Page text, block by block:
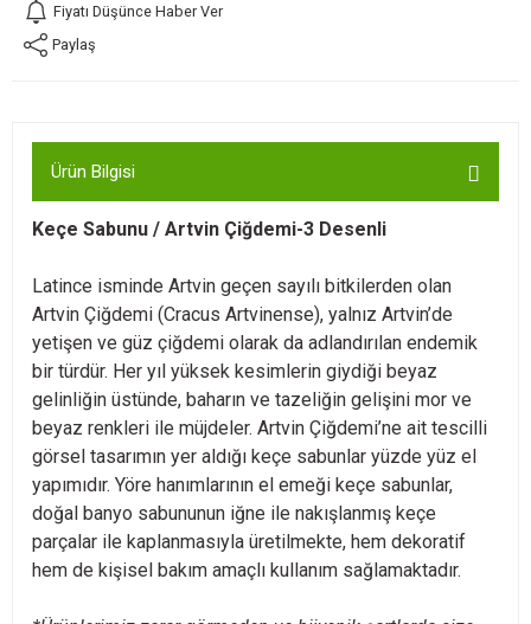
Fiyatı Düşünce Haber Ver
Paylaş
Ürün Bilgisi
Keçe Sabunu / Artvin Çiğdemi-3 Desenli
Latince isminde Artvin geçen sayılı bitkilerden olan
Artvin Çiğdemi (Cracus Artvinense), yalnız Artvin’de
yetişen ve güz çiğdemi olarak da adlandırılan endemik
bir türdür. Her yıl yüksek kesimlerin giydiği beyaz
gelinliğin üstünde, baharın ve tazeliğin gelişini mor ve
beyaz renkleri ile müjdeler. Artvin Çiğdemi’ne ait tescilli
görsel tasarımın yer aldığı keçe sabunlar yüzde yüz el
yapımıdır. Yöre hanımlarının el emeği keçe sabunlar,
doğal banyo sabununun iğne ile nakışlanmış keçe
parçalar ile kaplanmasıyla üretilmekte, hem dekoratif
hem de kişisel bakım amaçlı kullanım sağlamaktadır.